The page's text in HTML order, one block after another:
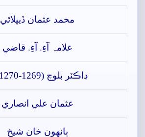
محمد عثمان ڏيپلائي
علامہ آءِ. آءِ. قاضي
ڊاڪٽر بلوچ (1269-1270 ھ)
عثمان علي انصاري
ٻانهون خان شيخ